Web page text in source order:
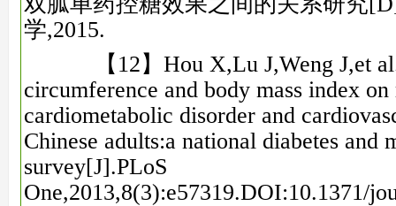
学,2015.
【12】Hou X,Lu J,Weng J,et
circumference and body mass index
cardiometabolic disorder and
Chinese adults:a national diabetes and
survey[J].PLoS
One,2013,8(3):e57319.DOI:10.1371/